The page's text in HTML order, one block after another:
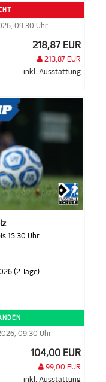
09:30 Uhr
218,87 EUR
213,87 EUR
inkl. Ausstattung
15.30 Uhr
(2 Tage)
09:30 Uhr
104,00 EUR
99,00 EUR
inkl. Ausstattung